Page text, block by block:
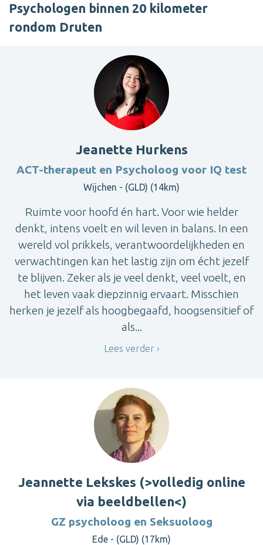
Psychologen binnen 20 kilometer
rondom Druten
Jeanette Hurkens
ACT-therapeut en Psycholoog voor IQ test
Wijchen - (GLD) (14km)
Ruimte voor hoofd én hart. Voor wie helder
denkt, intens voelt en wil leven in balans. In een
wereld vol prikkels, verantwoordelijkheden en
verwachtingen kan het lastig zijn om écht jezelf
te blijven. Zeker als je veel denkt, veel voelt, en
het leven vaak diepzinnig ervaart. Misschien
herken je jezelf als hoogbegaafd, hoogsensitief of
als...
Lees verder
Jeannette Lekskes (>volledig online
via beeldbellen<)
GZ psycholoog en Seksuoloog
Ede - (GLD) (17km)